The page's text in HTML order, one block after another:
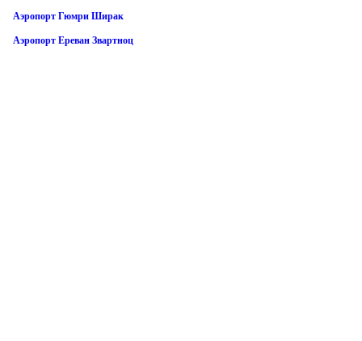
Аэропорт Гюмри Ширак
Аэропорт Ереван Звартноц